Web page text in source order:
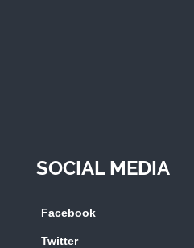
SOCIAL MEDIA
Facebook
Twitter